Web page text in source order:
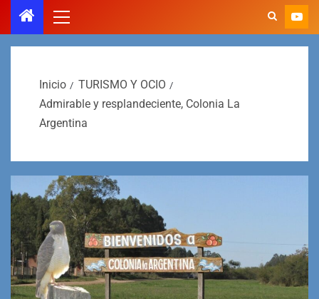
Inicio
TURISMO Y OCIO
Admirable y resplandeciente, Colonia La
Argentina